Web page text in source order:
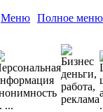
Меню Полное меню